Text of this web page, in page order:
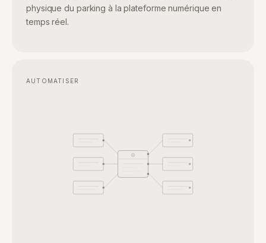
physique du parking à la plateforme numérique en
temps réel.
AUTOMATISER